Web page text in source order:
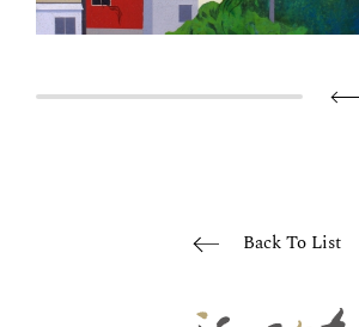
Back To List